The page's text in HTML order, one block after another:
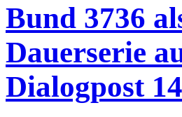
Bund 3736
Dauerserie
Dialogpost